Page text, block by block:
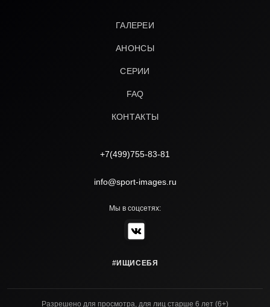
ГАЛЕРЕИ
АНОНСЫ
СЕРИИ
FAQ
КОНТАКТЫ
+7(499)755-83-81
info@sport-images.ru
Мы в соцсетях:
#ИЩИСЕБЯ
Разрешено для просмотра, для лиц старше 6 лет (6+)